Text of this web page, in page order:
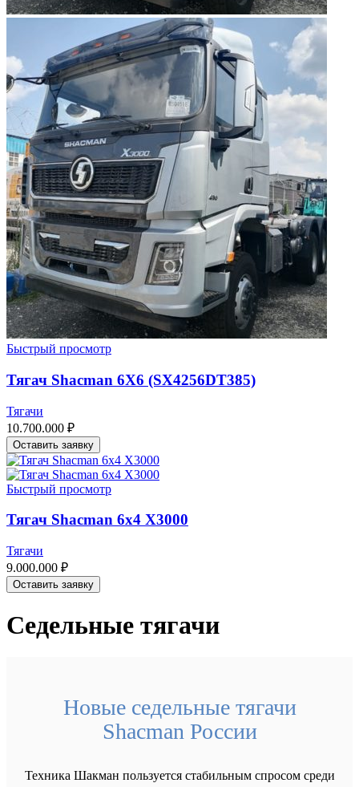
Быстрый просмотр
Тягач Shacman 6X6 (SX4256DT385)
Тягачи
10.700.000 ₽
Оставить заявку
Быстрый просмотр
Тягач Shacman 6х4 Х3000
Тягачи
9.000.000 ₽
Оставить заявку
Седельные тягачи
Новые седельные тягачи
Shacman России
Техника Шакман пользуется стабильным спросом среди